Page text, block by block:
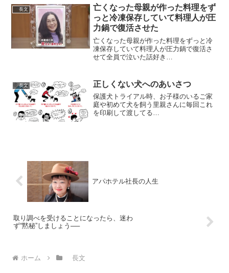
よ！！！水は無添加！！！増えに増える
よ！！！！！痛みやすいか...
長文
亡くなった母親が作った料理をず
っと冷凍保存していて料理人が圧
力鍋で復活させた
亡くなった母親が作った料理をずっと冷
凍保存していて料理人が圧力鍋で復活さ
せて全員で泣いた話好き
2020 以前「あな...
長文 正しくない犬へのあいさつ
保護犬トライアル時、お子様のいるご家
庭や初めて犬を飼う里親さんに毎回これ
を印刷して渡してる
アパホテル社長の人生
取り調べを受けることになったら、迷わ
ず“黙秘”しましょう──
ホーム 長文